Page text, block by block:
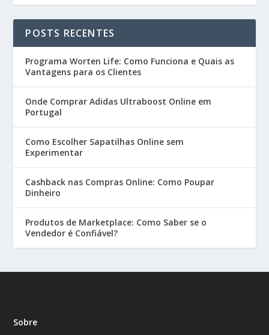
POSTS RECENTES
Programa Worten Life: Como Funciona e Quais as
Vantagens para os Clientes
Onde Comprar Adidas Ultraboost Online em
Portugal
Como Escolher Sapatilhas Online sem
Experimentar
Cashback nas Compras Online: Como Poupar
Dinheiro
Produtos de Marketplace: Como Saber se o
Vendedor é Confiável?
Sobre